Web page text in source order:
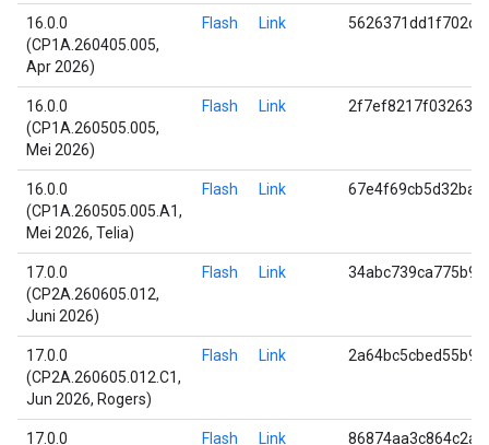
16.0.0
(CP1A.260405.005,
Apr 2026)
Flash Link
16.0.0
(CP1A.260505.005,
Mei 2026)
Flash Link
16.0.0
(CP1A.260505.005.A1,
Mei 2026, Telia)
Flash Link
17.0.0
(CP2A.260605.012,
Juni 2026)
Flash Link
17.0.0
(CP2A.260605.012.C1,
Jun 2026, Rogers)
Flash Link
17.0.0
Flash Link